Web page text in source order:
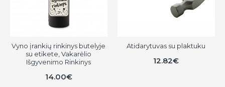
Vyno įrankių rinkinys butelyje
su etikete, Vakarėlio
Išgyvenimo Rinkinys
14.00€
Atidarytuvas su plaktuku
12.82€